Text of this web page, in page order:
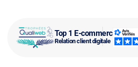
Top 1 E-commerce
Relation client digitale